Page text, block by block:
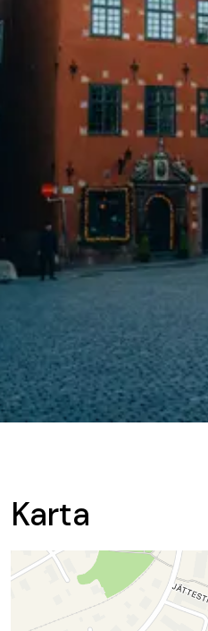
Karta